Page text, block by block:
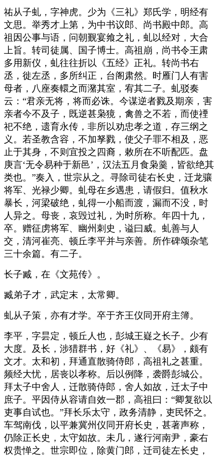
祐从子虬，字神虎。少为《三礼》郑氏学，明经有
文思。举秀才上第，为中书议郎、尚书殿中郎。高
祖因公事与语，问朝觐宴飨之礼，虬以经对，大合
上旨。转司徒属、国子博士。高祖崩，尚书令王肃
多用新仪，虬往往折以《五经》正礼。转尚书右
丞，徙左丞，多所纠正，台阁肃然。时雁门人有害
母者，八座奏轘之而潴其室，宥其二子。虬驳奏
云：“君亲无将，将而必诛。今谋逆者戮及期亲，害
亲者今不及子，既逆甚枭獍，禽兽之不若，而使禋
祀不绝，遗育永传，非所以劝忠孝之道，存三纲之
义。若圣教含容，不加孥戮，使父子罪不相及，恶
止于其身，不则宜投之四裔，敕所在不听配匹。盘
庚言‘无令易种于新邑’，汉法五月食枭羹，皆欲绝其
类也。”奏入，世宗从之。寻除司徒右长史，迁龙骧
将军、光禄少卿。虬母在乡遇患，请假归。值秋水
暴长，河梁破绝，虬得一小船而渡，漏而不没，时
人异之。母丧，哀毁过礼，为时所称。年四十九，
卒。赠征虏将军、幽州刺史，谥曰威。虬善与人
交，清河崔亮、顿丘李平并与亲善。所作碑颂杂笔
三十余篇。有二子。
长子臧，在《文苑传》。
臧弟子才，武定末，太常卿。
虬从子策，亦有才学。卒于齐王仪同开府主簿。
李平，字昙定，顿丘人也，彭城王嶷之长子。少有
大度。及长，涉猎群书，好《礼》、《易》，颇有
文才。太和初，拜通直散骑侍郎，高祖礼之甚重。
频经大忧，居丧以孝称。后以例降，袭爵彭城公。
拜太子中舍人，迁散骑侍郎，舍人如故，迁太子中
庶子。平因侍从容请自效一郡，高祖曰：“卿复欲以
吏事自试也。”拜长乐太守，政务清静，吏民怀之。
车驾南伐，以平兼冀州仪同开府长史，甚著声称，
仍除正长史，太守如故。未几，遂行河南尹，豪右
权贵惮之。世宗即位，除黄门郎，迁司徒左长史，